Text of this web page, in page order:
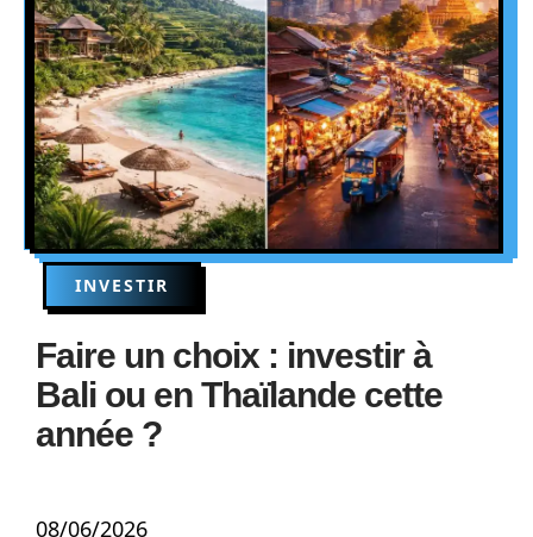
INVESTIR
Faire un choix : investir à
Bali ou en Thaïlande cette
année ?
08/06/2026